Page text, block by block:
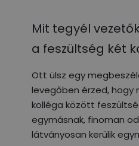
Mit tegyél
a feszültség két
Ott ülsz egy
levegőben érzed, hogy
kolléga között
egymásnak, finoman
látványosan kerülik